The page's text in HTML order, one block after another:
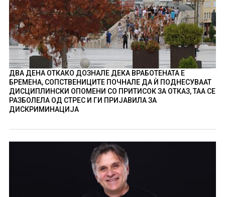
ДВА ДЕНА ОТКАКО ДОЗНАЛЕ ДЕКА ВРАБОТЕНАТА Е
БРЕМЕНА, СОПСТВЕНИЦИТЕ ПОЧНАЛЕ ДА Ѝ ПОДНЕСУВААТ
ДИСЦИПЛИНСКИ ОПОМЕНИ СО ПРИТИСОК ЗА ОТКАЗ, ТАА СЕ
РАЗБОЛЕЛА ОД СТРЕС И ГИ ПРИЈАВИЛА ЗА
ДИСКРИМИНАЦИЈА